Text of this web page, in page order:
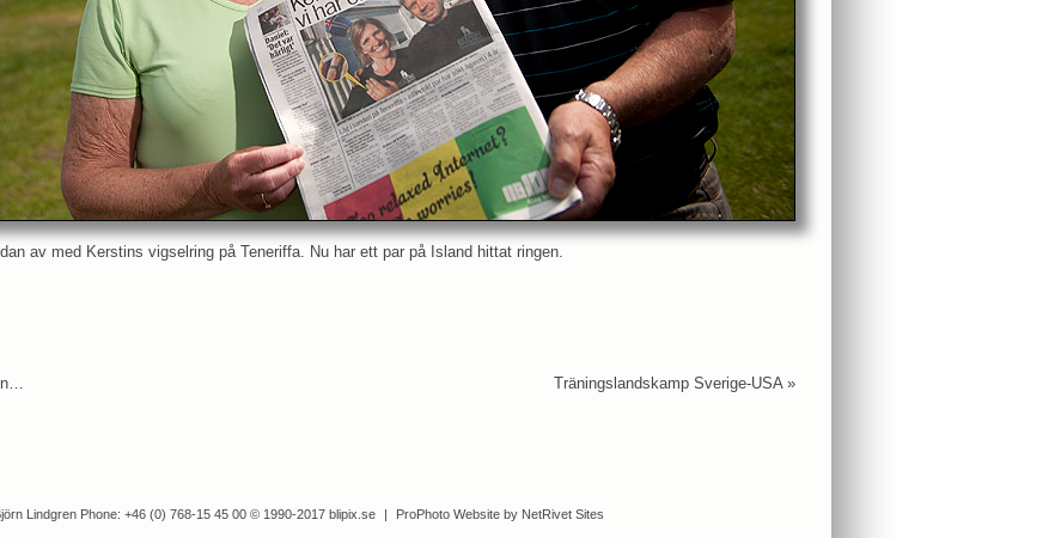
av med Kerstins vigselring på Teneriffa. Nu har ett par på Island hittat ringen.
Träningslandskamp Sverige-USA »
Lindgren Phone: +46 (0) 768-15 45 00 © 1990-2017 blipix.se | ProPhoto Websiteby NetRivet Sites